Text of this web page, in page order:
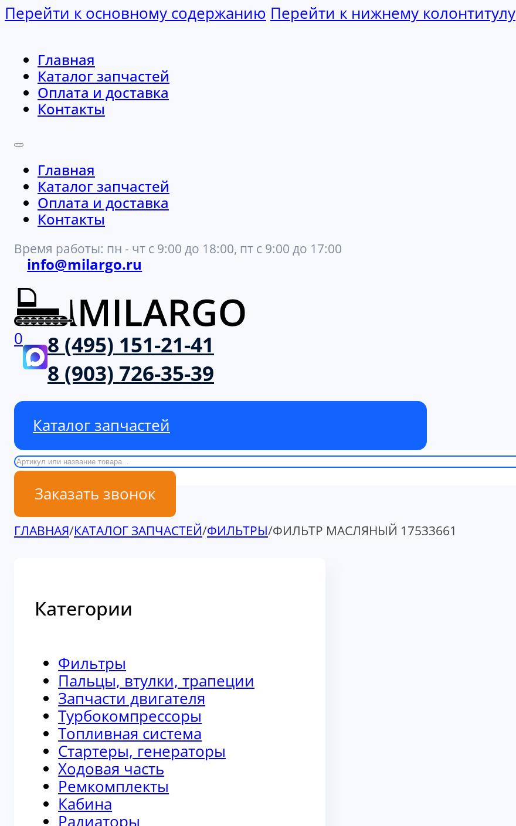
Перейти к основному содержанию Перейти к нижнему колонтитулу
Главная
Каталог запчастей
Оплата и доставка
Контакты
Главная
Каталог запчастей
Оплата и доставка
Контакты
Время работы: пн - чт с 9:00 до 18:00, пт с 9:00 до 17:00
info@milargo.ru
0
8 (495) 151-21-41
8 (903) 726-35-39
Каталог запчастей
Поиск
Заказать звонок
ГЛАВНАЯ/КАТАЛОГ ЗАПЧАСТЕЙ/ФИЛЬТРЫ/ФИЛЬТР МАСЛЯНЫЙ 17533661
Категории
Фильтры
Пальцы, втулки, трапеции
Запчасти двигателя
Турбокомпрессоры
Топливная система
Стартеры, генераторы
Ходовая часть
Ремкомплекты
Кабина
Радиаторы